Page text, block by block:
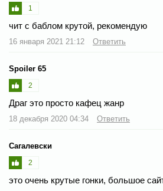
1
чит с баблом крутой, рекомендую
16 января 2021 21:12 Ответить
Spoiler 65
2
Драг это просто кафец жанр
18 декабря 2020 04:34 Ответить
Сагалевски
2
это очень крутые гонки, большое